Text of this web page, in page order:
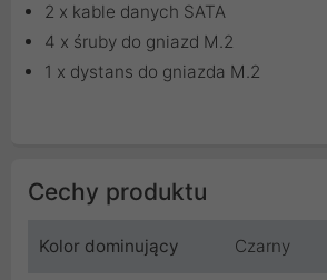
2 x kable danych SATA
4 x śruby do gniazd M.2
1 x dystans do gniazda M.2
Cechy produktu
Kolor dominujący Czarny